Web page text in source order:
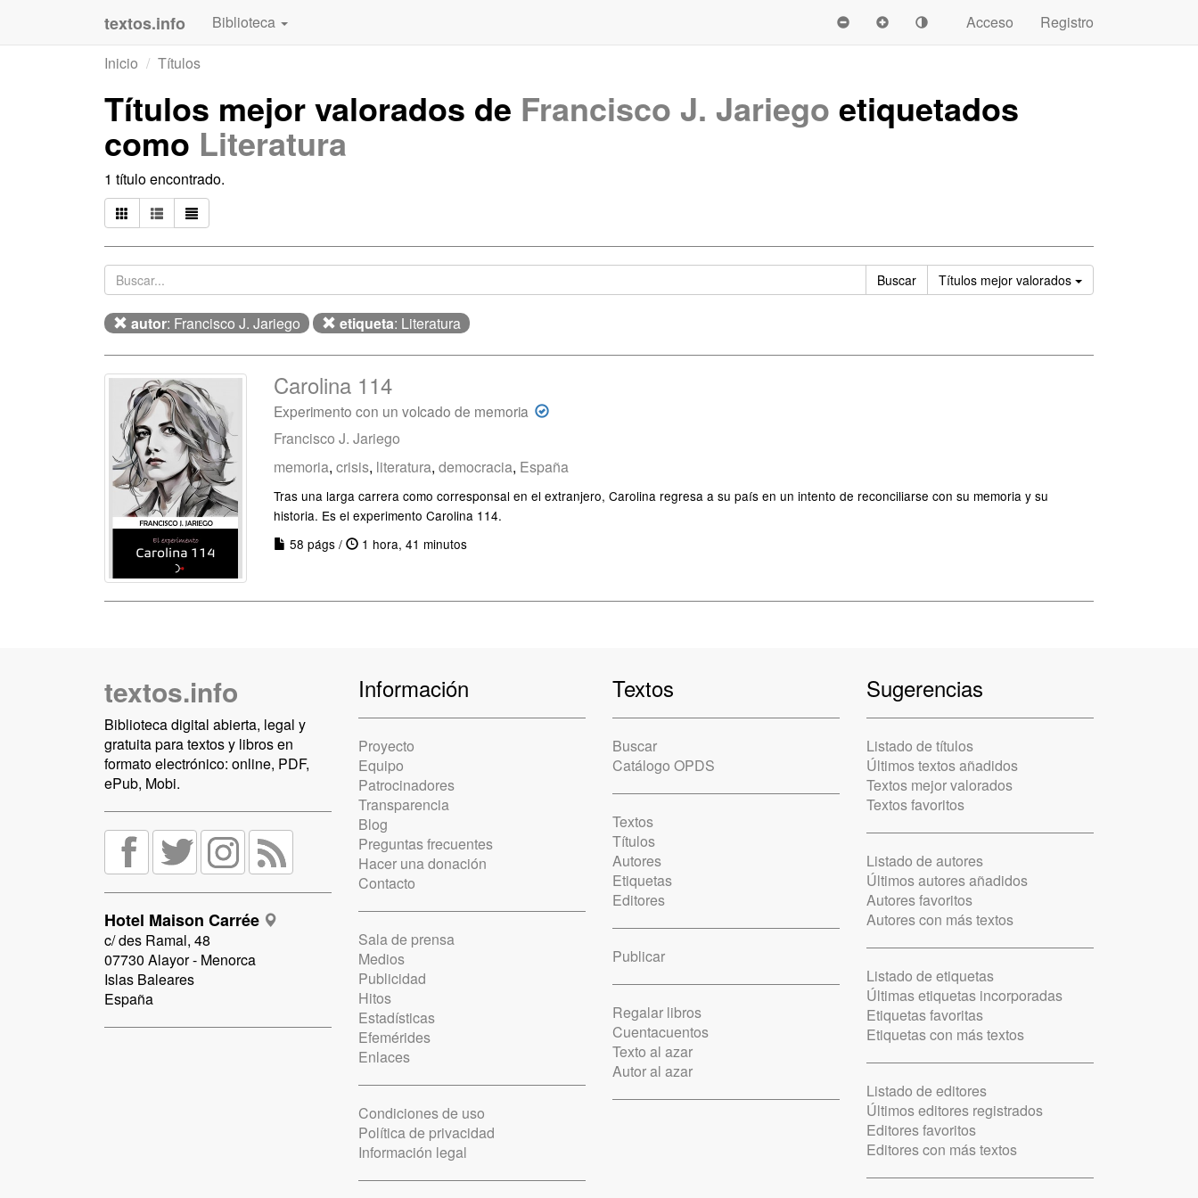
textos.info Biblioteca Acceso
Registro
Inicio
Títulos
Títulos mejor valorados de Francisco J. Jariego etiquetados
como Literatura
1 título encontrado.
Buscar Títulos mejor valorados Ordenar
autor: Francisco J. Jariego etiqueta: Literatura
Carolina 114
Experimento con un volcado de memoria
Francisco J. Jariego
memoria, crisis, literatura, democracia, España
Tras una larga carrera como corresponsal en el extranjero, Carolina regresa a su país en un intento de reconciliarse con su memoria y su
historia. Es el experimento Carolina 114.
58 págs /
1 hora, 41 minutos
textos.info
Biblioteca digital abierta, legal y
gratuita para textos y libros en
formato electrónico: online, PDF,
ePub, Mobi.
Hotel Maison Carrée
c/ des Ramal, 48
07730 Alayor - Menorca
Islas Baleares
España
Información
Proyecto
Equipo
Patrocinadores
Transparencia
Blog
Preguntas frecuentes
Hacer una donación
Contacto
Sala de prensa
Medios
Publicidad
Hitos
Estadísticas
Efemérides
Enlaces
Condiciones de uso
Política de privacidad
Información legal
Textos
Buscar
Catálogo OPDS
Textos
Títulos
Autores
Etiquetas
Editores
Publicar
Regalar libros
Cuentacuentos
Texto al azar
Autor al azar
Sugerencias
Listado de títulos
Últimos textos añadidos
Textos mejor valorados
Textos favoritos
Listado de autores
Últimos autores añadidos
Autores favoritos
Autores con más textos
Listado de etiquetas
Últimas etiquetas incorporadas
Etiquetas favoritas
Etiquetas con más textos
Listado de editores
Últimos editores registrados
Editores favoritos
Editores con más textos